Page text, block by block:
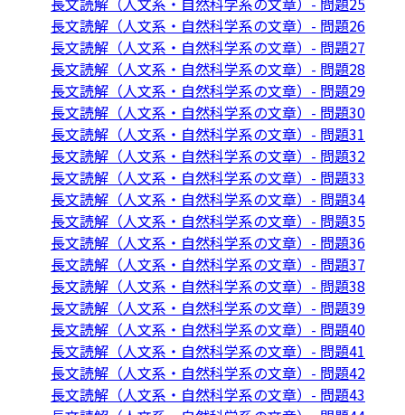
長文読解（人文系・自然科学系の文章）- 問題26
長文読解（人文系・自然科学系の文章）- 問題27
長文読解（人文系・自然科学系の文章）- 問題28
長文読解（人文系・自然科学系の文章）- 問題29
長文読解（人文系・自然科学系の文章）- 問題30
長文読解（人文系・自然科学系の文章）- 問題31
長文読解（人文系・自然科学系の文章）- 問題32
長文読解（人文系・自然科学系の文章）- 問題33
長文読解（人文系・自然科学系の文章）- 問題34
長文読解（人文系・自然科学系の文章）- 問題35
長文読解（人文系・自然科学系の文章）- 問題36
長文読解（人文系・自然科学系の文章）- 問題37
長文読解（人文系・自然科学系の文章）- 問題38
長文読解（人文系・自然科学系の文章）- 問題39
長文読解（人文系・自然科学系の文章）- 問題40
長文読解（人文系・自然科学系の文章）- 問題41
長文読解（人文系・自然科学系の文章）- 問題42
長文読解（人文系・自然科学系の文章）- 問題43